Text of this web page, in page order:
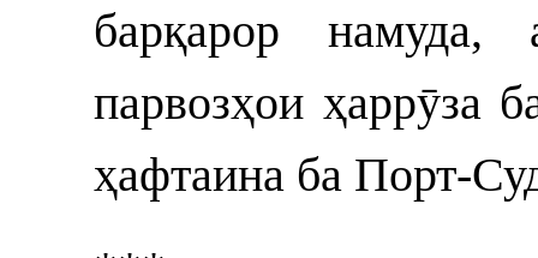
барқарор
парвозҳои ҳаррӯза
ҳафтаина ба Порт-